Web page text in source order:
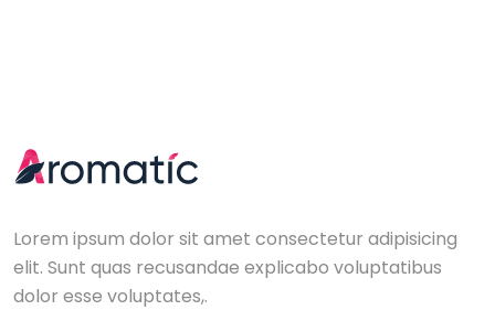
Lorem ipsum dolor sit amet consectetur adipisicing
elit. Sunt quas recusandae explicabo voluptatibus
dolor esse voluptates,.